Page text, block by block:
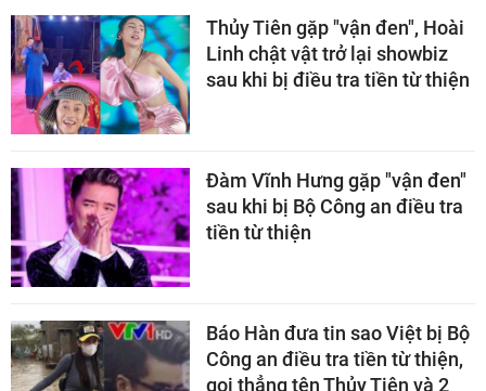
Thủy Tiên gặp "vận đen", Hoài
Linh chật vật trở lại showbiz
sau khi bị điều tra tiền từ thiện
Đàm Vĩnh Hưng gặp "vận đen"
sau khi bị Bộ Công an điều tra
tiền từ thiện
Báo Hàn đưa tin sao Việt bị Bộ
Công an điều tra tiền từ thiện,
gọi thẳng tên Thủy Tiên và 2